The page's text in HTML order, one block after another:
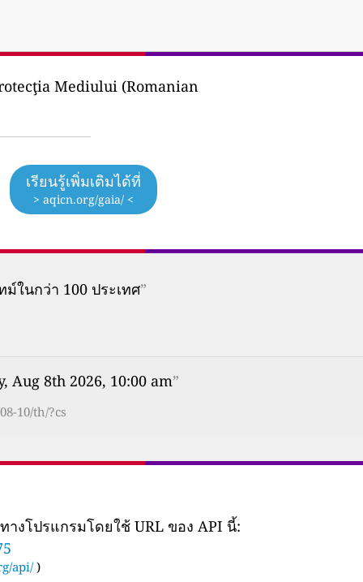
Mediului (Romanian
เรียนรู้เพิ่มเติมได้ที่
> aqicn.org/gaia/ <
ในกว่า 100 ประเทศ”
Aug 8th 2026, 10:00 am”
10/th/?cs
งโปรแกรมโดยใช้ URL ของ API นี้:
api/ )